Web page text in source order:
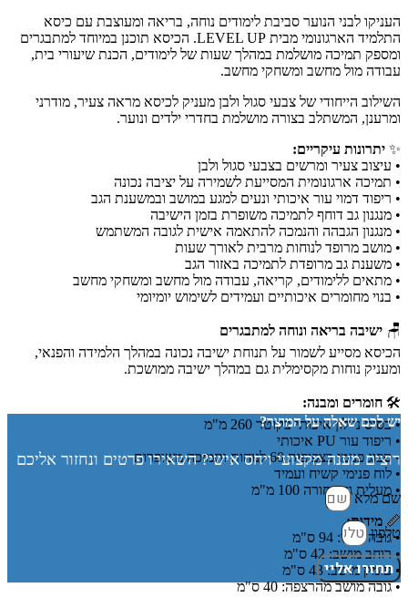
העניקו לבני הנוער סביבת לימודים נוחה, בריאה ומעוצבת עם כיסא
התלמיד הארגונומי מבית LEVEL UP. הכיסא תוכנן במיוחד למתבגרים
ומספק תמיכה מושלמת במהלך שעות של לימודים, הכנת שיעורי בית,
עבודה מול מחשב ומשחקי מחשב.
השילוב הייחודי של צבעי סגול ולבן מעניק לכיסא מראה צעיר, מודרני
ומרענן, המשתלב בצורה מושלמת בחדרי ילדים ונוער.
✨ יתרונות עיקריים:
• עיצוב צעיר ומרשים בצבעי סגול ולבן
• תמיכה ארגונומית המסייעת לשמירה על יציבה נכונה
• ריפוד דמוי עור איכותי ונעים למגע במושב ובמשענת הגב
• מנגנון גב דוחף לתמיכה משופרת בזמן הישיבה
• מנגנון הגבהה והנמכה להתאמה אישית לגובה המשתמש
• מושב מרופד לנוחות מרבית לאורך שעות
• משענת גב מרופדת לתמיכה באזור הגב
• מתאים ללימודים, קריאה, עבודה מול מחשב ומשחקי מחשב
• בנוי מחומרים איכותיים ועמידים לשימוש יומיומי
🪑 ישיבה בריאה ונוחה למתבגרים
הכיסא מסייע לשמור על תנוחת ישיבה נכונה במהלך הלמידה והפנאי,
ומעניק נוחות מקסימלית גם במהלך ישיבה ממושכת.
🛠️ חומרים ומבנה:
• בסיס ניילון איכותי בקוטר 260 מ"מ
• ריפוד עור PU איכותי
• ספוג פנימי בצפיפות 60 לנוחות ותמיכה משופרות
• לוח פנימי קשיח ועמיד
• מעלית גז שחורה 100 מ"מ
📏 מידות:
• גובה כללי: 94 ס"מ
• רוחב מושב: 42 ס"מ
• עומק מושב: 43 ס"מ
• גובה מושב מהרצפה: 40 ס"מ
יש לכם שאלה על המוצר?
רוצים מענה מקצועי ויחס אישי? השאירו פרטים ונחזור אליכם
שם מלא
טלפון
תחזרו אליי